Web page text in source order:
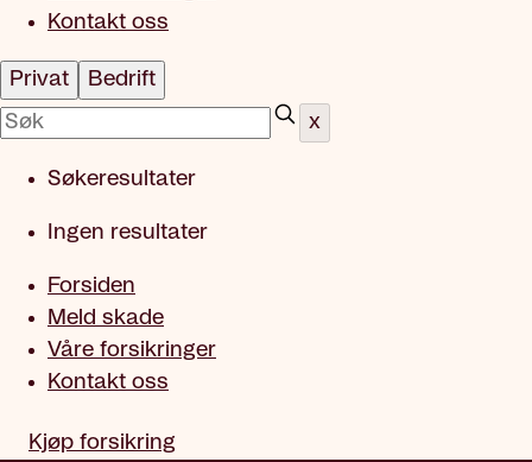
Kontakt oss
Privat
Bedrift
x
Søkeresultater
Ingen resultater
Forsiden
Meld skade
Våre forsikringer
Kontakt oss
Kjøp forsikring